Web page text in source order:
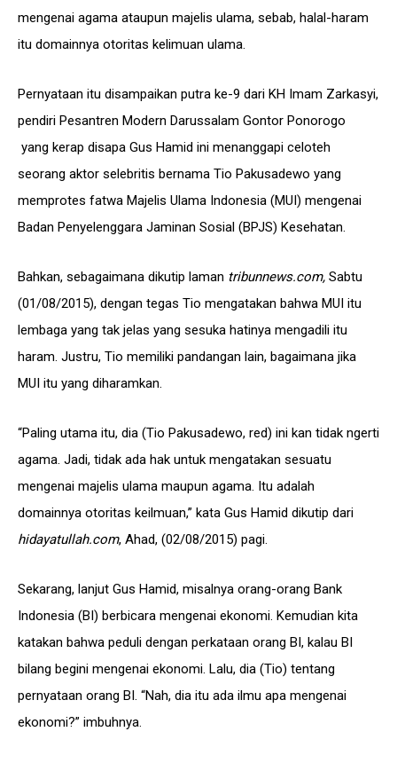
mengenai agama ataupun majelis ulama, sebab, halal-haram
itu domainnya otoritas kelimuan ulama.
Pernyataan itu disampaikan putra ke-9 dari KH Imam Zarkasyi,
pendiri Pesantren Modern Darussalam Gontor Ponorogo
yang kerap disapa Gus Hamid ini menanggapi celoteh
seorang aktor selebritis bernama Tio Pakusadewo yang
memprotes fatwa Majelis Ulama Indonesia (MUI) mengenai
Badan Penyelenggara Jaminan Sosial (BPJS) Kesehatan.
Bahkan, sebagaimana dikutip laman tribunnews.com, Sabtu
(01/08/2015), dengan tegas Tio mengatakan bahwa MUI itu
lembaga yang tak jelas yang sesuka hatinya mengadili itu
haram. Justru, Tio memiliki pandangan lain, bagaimana jika
MUI itu yang diharamkan.
“Paling utama itu, dia (Tio Pakusadewo, red) ini kan tidak ngerti
agama. Jadi, tidak ada hak untuk mengatakan sesuatu
mengenai majelis ulama maupun agama. Itu adalah
domainnya otoritas keilmuan,” kata Gus Hamid dikutip dari
hidayatullah.com, Ahad, (02/08/2015) pagi.
Sekarang, lanjut Gus Hamid, misalnya orang-orang Bank
Indonesia (BI) berbicara mengenai ekonomi. Kemudian kita
katakan bahwa peduli dengan perkataan orang BI, kalau BI
bilang begini mengenai ekonomi. Lalu, dia (Tio) tentang
pernyataan orang BI. “Nah, dia itu ada ilmu apa mengenai
ekonomi?” imbuhnya.